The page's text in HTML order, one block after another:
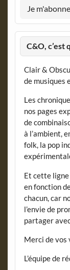
C&O, c’est
Clair &
de musiques
Les
nos pages
de
à l’ambient,
folk, la pop
Et cette
en fonction
chacun, car
l’envie de
partager
Merci de
L’équipe de